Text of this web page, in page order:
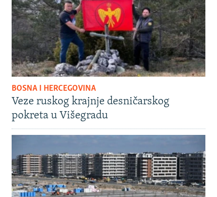
BOSNA I HERCEGOVINA
Veze ruskog krajnje desničarskog
pokreta u Višegradu